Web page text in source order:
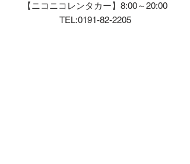
​【ニコニコレンタカー】8:00～20:00
TEL:0191-82-2205